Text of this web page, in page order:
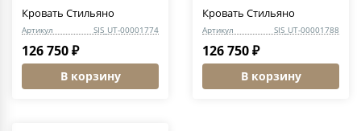
Кровать Стильяно
Артикул SIS_UT-00001774
126 750 ₽
В корзину
Кровать Стильяно
Артикул SIS_UT-00001788
126 750 ₽
В корзину